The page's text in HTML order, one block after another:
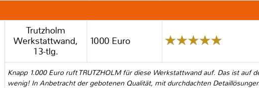
Trutzholm
Werkstattwand,
13-tlg.
1000 Euro
Knapp 1.000 Euro ruft TRUTZHOLM für diese Werkstattwand auf. Das ist auf
wenig! In Anbetracht der gebotenen Qualität, mit durchdachten